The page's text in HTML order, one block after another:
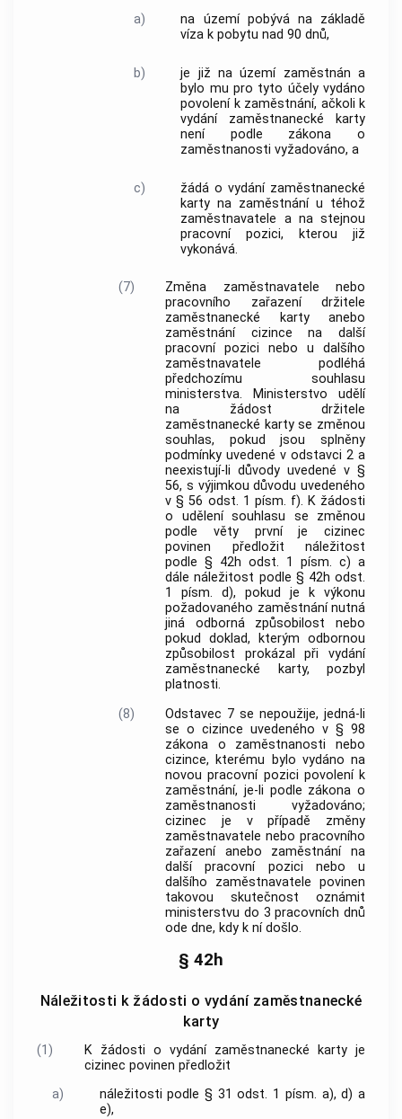
a)
na území pobývá na základě
víza k pobytu nad 90 dnů,
b)
je již na území zaměstnán a
bylo mu pro tyto účely vydáno
povolení k zaměstnání, ačkoli k
vydání zaměstnanecké karty
není podle zákona o
zaměstnanosti vyžadováno, a
c)
žádá o vydání zaměstnanecké
karty na zaměstnání u téhož
zaměstnavatele a na stejnou
pracovní pozici, kterou již
vykonává.
(7)
Změna zaměstnavatele nebo
pracovního zařazení držitele
zaměstnanecké karty anebo
zaměstnání cizince na další
pracovní pozici nebo u dalšího
zaměstnavatele podléhá
předchozímu souhlasu
ministerstva. Ministerstvo udělí
na žádost držitele
zaměstnanecké karty se změnou
souhlas, pokud jsou splněny
podmínky uvedené v odstavci 2 a
neexistují-li důvody uvedené v §
56, s výjimkou důvodu uvedeného
v § 56 odst. 1 písm. f). K žádosti
o udělení souhlasu se změnou
podle věty první je cizinec
povinen předložit náležitost
podle § 42h odst. 1 písm. c) a
dále náležitost podle § 42h odst.
1 písm. d), pokud je k výkonu
požadovaného zaměstnání nutná
jiná odborná způsobilost nebo
pokud doklad, kterým odbornou
způsobilost prokázal při vydání
zaměstnanecké karty, pozbyl
platnosti.
(8)
Odstavec 7 se nepoužije, jedná-li
se o cizince uvedeného v § 98
zákona o zaměstnanosti nebo
cizince, kterému bylo vydáno na
novou pracovní pozici povolení k
zaměstnání, je-li podle zákona o
zaměstnanosti vyžadováno;
cizinec je v případě změny
zaměstnavatele nebo pracovního
zařazení anebo zaměstnání na
další pracovní pozici nebo u
dalšího zaměstnavatele povinen
takovou skutečnost oznámit
ministerstvu do 3 pracovních dnů
ode dne, kdy k ní došlo.
§ 42h
Náležitosti k žádosti o vydání zaměstnanecké
karty
(1)
K žádosti o vydání zaměstnanecké karty je
cizinec povinen předložit
a)
náležitosti podle § 31 odst. 1 písm. a), d) a
e),